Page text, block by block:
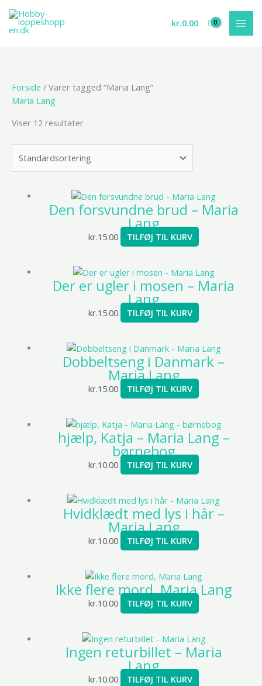
indholdet
kr.0.00
Forside / Varer tagged “Maria Lang”
Maria Lang
Viser 12 resultater
Den forsvundne brud – Maria
Lang
kr.15.00 TILFØJ TIL KURV
Der er ugler i mosen – Maria
Lang
kr.15.00 TILFØJ TIL KURV
Dobbeltseng i Danmark –
Maria Lang
kr.15.00 TILFØJ TIL KURV
hjælp, Katja – Maria Lang –
børnebog
kr.10.00 TILFØJ TIL KURV
Hvidklædt med lys i hår –
Maria Lang
kr.10.00 TILFØJ TIL KURV
Ikke flere mord, Maria Lang
kr.10.00 TILFØJ TIL KURV
Ingen returbillet – Maria
Lang
kr.10.00 TILFØJ TIL KURV